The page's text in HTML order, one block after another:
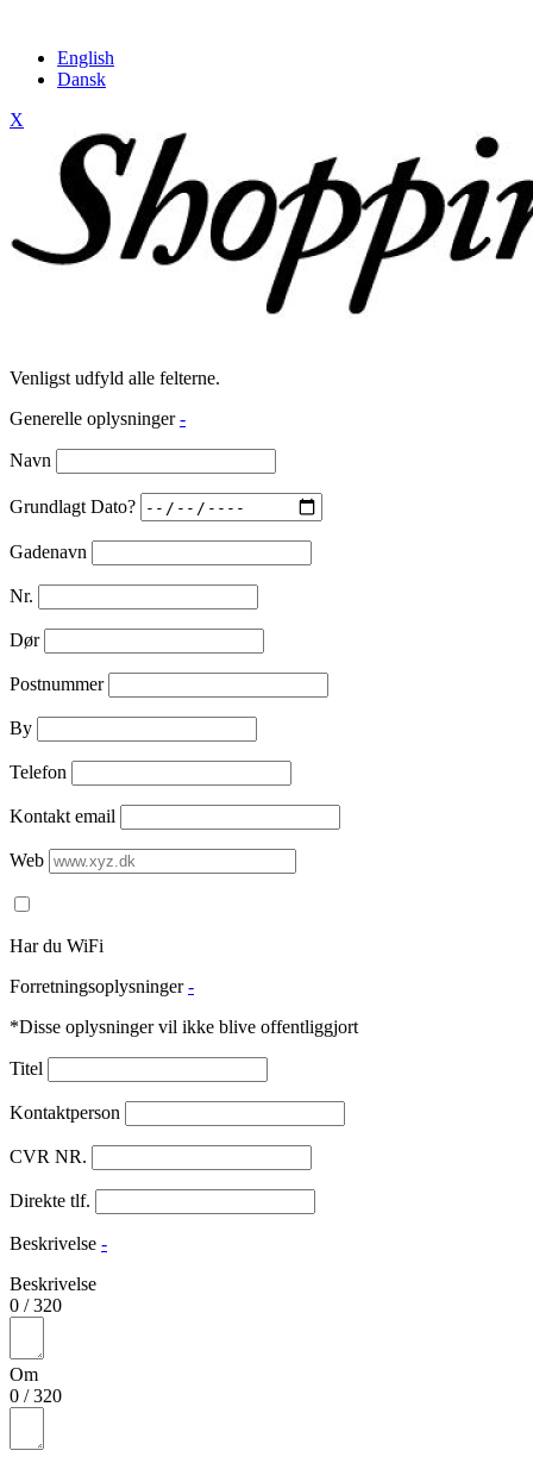
English
Dansk
X
Venligst udfyld alle felterne.
Generelle oplysninger -
Navn
Grundlagt Dato?
Gadenavn
Nr.
Dør
Postnummer
By
Telefon
Kontakt email
Web
Har du WiFi
Forretningsoplysninger -
*Disse oplysninger vil ikke blive offentliggjort
Titel
Kontaktperson
CVR NR.
Direkte tlf.
Beskrivelse -
Beskrivelse
0 /320
Om
0 /320